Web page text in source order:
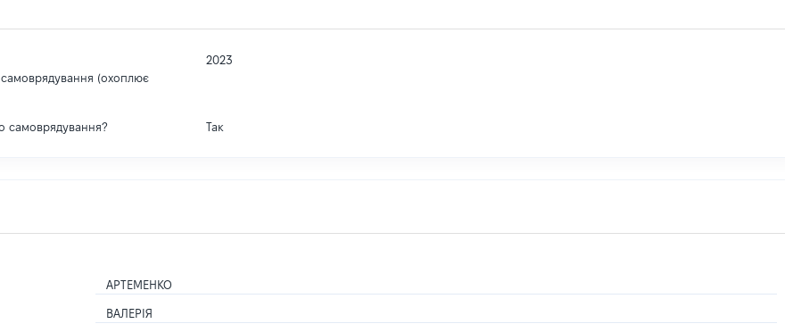
(охоплює
2023
самоврядування? Так
АРТЕМЕНКО
ВАЛЕРІЯ